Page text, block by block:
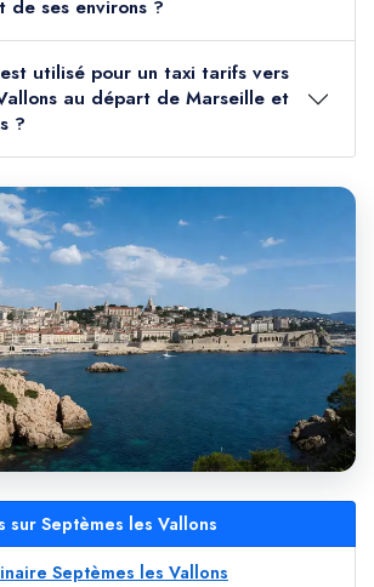
de ses environs ?
utilisé pour un taxi tarifs vers
au départ de Marseille et
?
sur Septèmes les Vallons
Septèmes les Vallons